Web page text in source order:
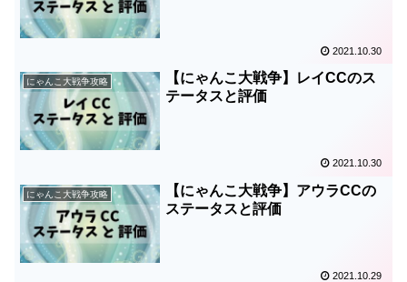
2021.10.30
にゃんこ大戦争攻略
【にゃんこ大戦争】レイCCのス
テータスと評価
2021.10.30
にゃんこ大戦争攻略
【にゃんこ大戦争】アウラCCの
ステータスと評価
2021.10.29